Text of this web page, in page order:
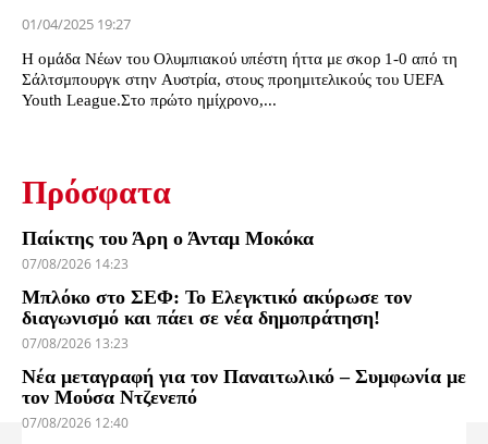
01/04/2025 19:27
Η ομάδα Νέων του Ολυμπιακού υπέστη ήττα με σκορ 1-0 από τη
Σάλτσμπουργκ στην Αυστρία, στους προημιτελικούς του UEFA
Youth League.Στο πρώτο ημίχρονο,...
Πρόσφατα
Παίκτης του Άρη ο Άνταμ Μοκόκα
07/08/2026 14:23
Μπλόκο στο ΣΕΦ: Το Ελεγκτικό ακύρωσε τον
διαγωνισμό και πάει σε νέα δημοπράτηση!
07/08/2026 13:23
Νέα μεταγραφή για τον Παναιτωλικό – Συμφωνία με
τον Μούσα Ντζενεπό
07/08/2026 12:40